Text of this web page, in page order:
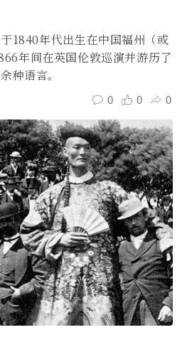
1840年代出生在中国福州（或
年间在英国伦敦巡演并游历了
种语言。
0 0 0